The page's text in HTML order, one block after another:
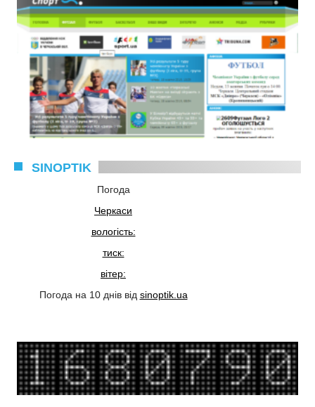
SINOPTIK
Погода
Черкаси
вологість:
тиск:
вітер:
Погода на 10 днів від sinoptik.ua